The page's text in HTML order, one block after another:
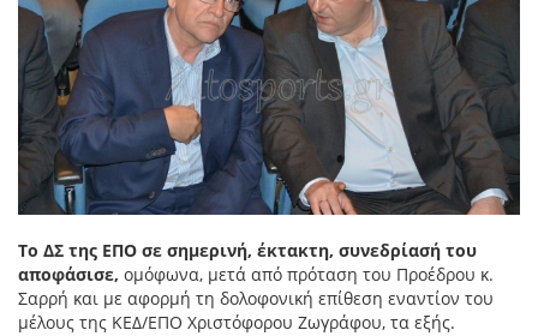
Το ΔΣ της ΕΠΟ σε σημερινή, έκτακτη, συνεδρίασή του
αποφάσισε, ομόφωνα, μετά από πρόταση του Προέδρου κ.
Σαρρή και με αφορμή τη δολοφονική επίθεση εναντίον του
μέλους της ΚΕΔ/ΕΠΟ Χριστόφορου Ζωγράφου, τα εξής.